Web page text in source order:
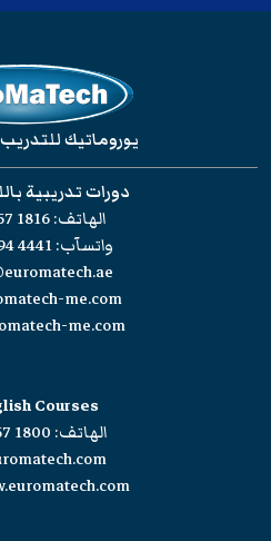
يوروماتيك
دورات تدريبية
الهاتف:1816
واتسآب:4441
me.com
me.com
Courses
الهاتف: 1800